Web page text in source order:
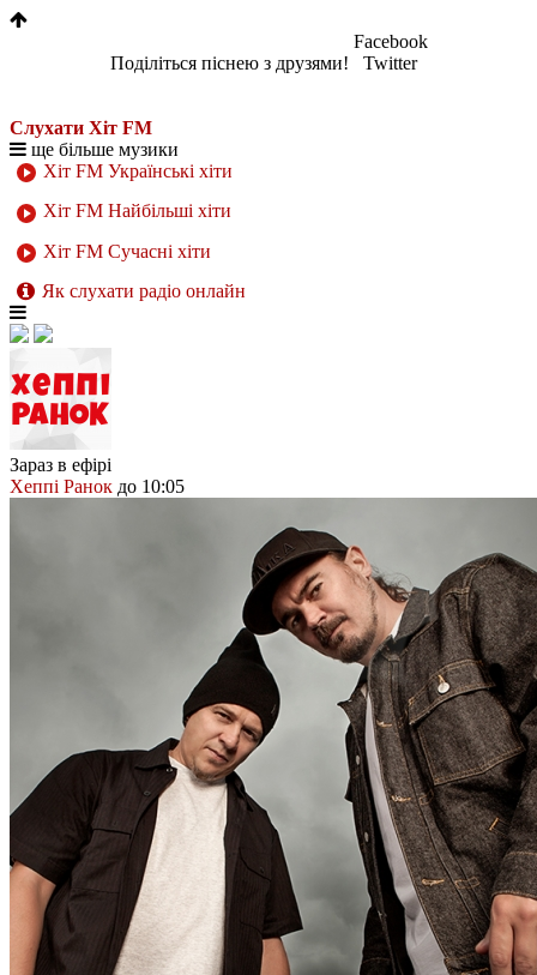
Поділіться піснею з друзями!
Facebook
Twitter
Слухати Хіт FM
ще більше музики
Хіт FM Українські хіти
Хіт FM Найбільші хіти
Хіт FM Сучасні хіти
Як слухати радіо онлайн
Зараз в ефірі
Хеппі Ранок до 10:05